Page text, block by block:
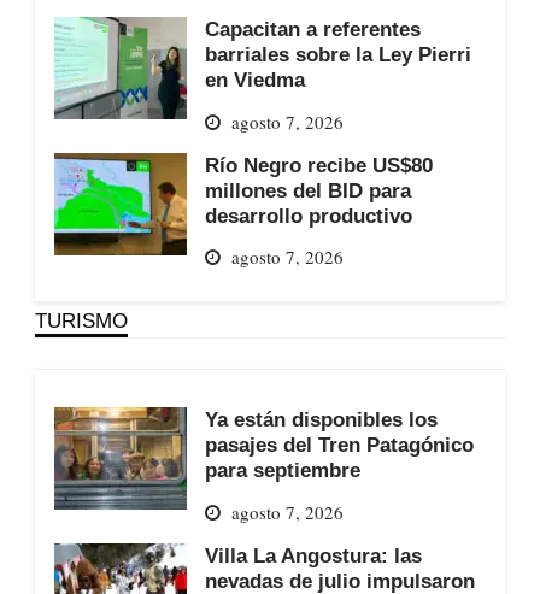
Capacitan a referentes
barriales sobre la Ley Pierri
en Viedma
agosto 7, 2026
Río Negro recibe US$80
millones del BID para
desarrollo productivo
agosto 7, 2026
TURISMO
Ya están disponibles los
pasajes del Tren Patagónico
para septiembre
agosto 7, 2026
Villa La Angostura: las
nevadas de julio impulsaron